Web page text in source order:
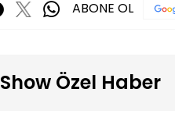
ABONE OL
Show Özel Haber